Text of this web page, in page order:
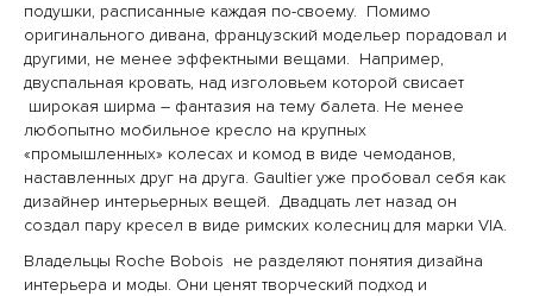
подушки, расписанные каждая по-своему. Помимо
оригинального дивана, французский модельер порадовал и
другими, не менее эффектными вещами. Например,
двуспальная кровать, над изголовьем которой свисает
широкая ширма – фантазия на тему балета. Не менее
любопытно мобильное кресло на крупных
«промышленных» колесах и комод в виде чемоданов,
наставленных друг на друга. Gaultier уже пробовал себя как
дизайнер интерьерных вещей. Двадцать лет назад он
создал пару кресел в виде римских колесниц для марки VIA.
Владельцы Roche Bobois не разделяют понятия дизайна
интерьера и моды. Они ценят творческий подход и